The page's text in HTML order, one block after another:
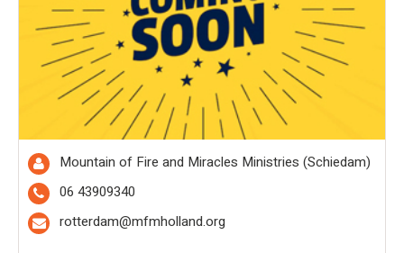
Mountain of Fire and Miracles Ministries (Schiedam)
06 43909340
rotterdam@mfmholland.org